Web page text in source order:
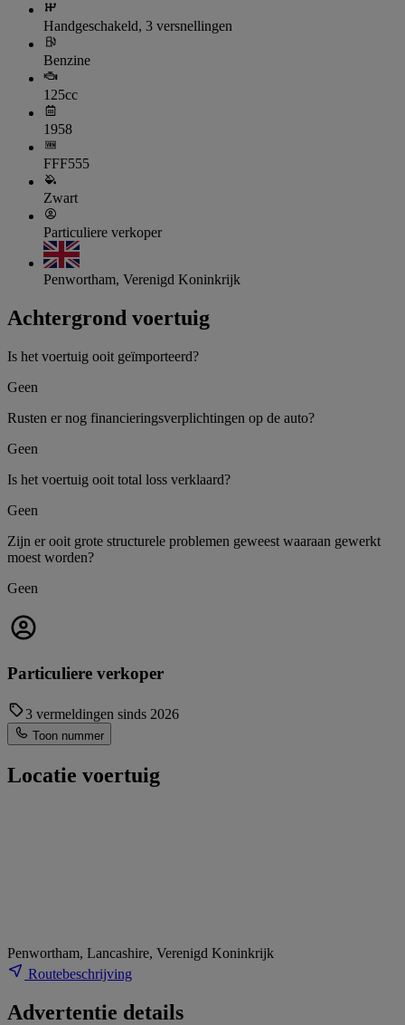
Handgeschakeld, 3 versnellingen
Benzine
125cc
1958
FFF555
Zwart
Particuliere verkoper
Penwortham, Verenigd Koninkrijk
Achtergrond voertuig
Is het voertuig ooit geïmporteerd?
Geen
Rusten er nog financieringsverplichtingen op de auto?
Geen
Is het voertuig ooit total loss verklaard?
Geen
Zijn er ooit grote structurele problemen geweest waaraan gewerkt
moest worden?
Geen
Particuliere verkoper
3 vermeldingen sinds 2026
Toon nummer
Locatie voertuig
Penwortham, Lancashire, Verenigd Koninkrijk
Routebeschrijving
Advertentie details